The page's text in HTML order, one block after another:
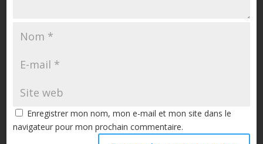
Enregistrer mon nom, mon e-mail et mon site dans le
navigateur pour mon prochain commentaire.